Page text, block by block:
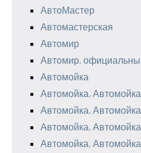
АвтоМастер
Автомастерская
Автомир
Автомир,
Автомойка
Автомойка, Автомойка
Автомойка, Автомойка
Автомойка, Автомойка
Автомойка, Автомойка